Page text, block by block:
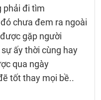
phải đi tìm
chưa đem ra ngoài
gặp người
ấy thời cùng hay
qua ngày
tốt thay mọi bề..